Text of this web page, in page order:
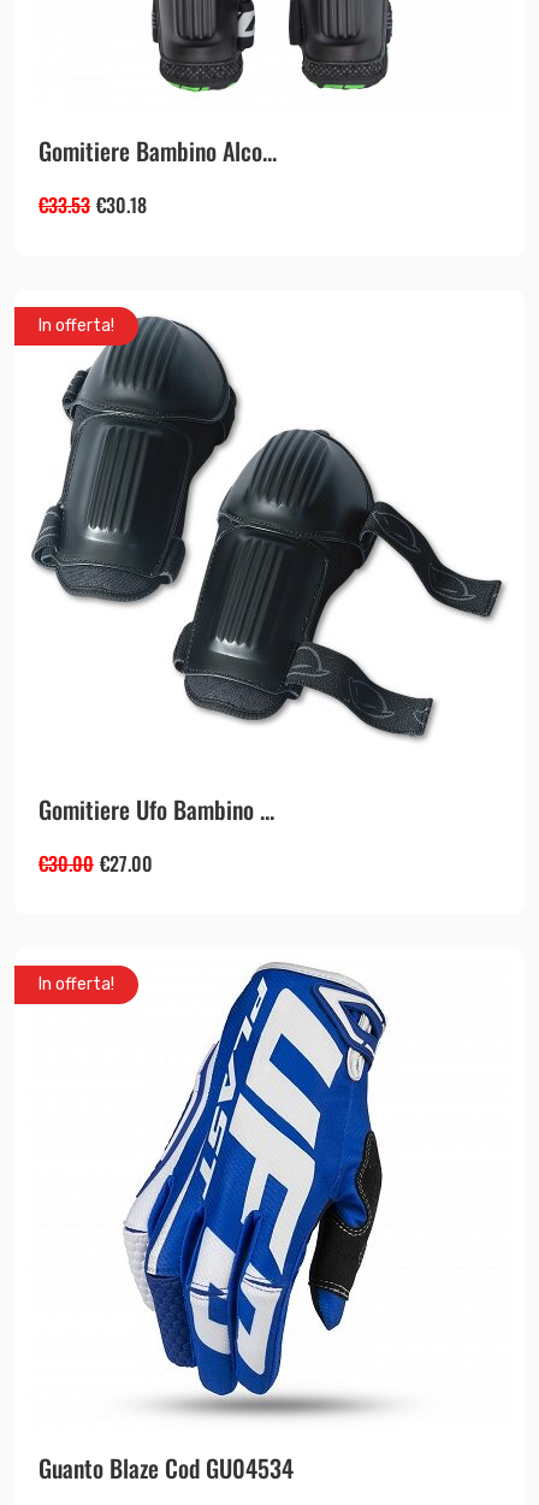
Gomitiere Bambino Alco...
€33.53 €30.18
In offerta!
Gomitiere Ufo Bambino ...
€30.00 €27.00
In offerta!
Guanto Blaze Cod GU04534